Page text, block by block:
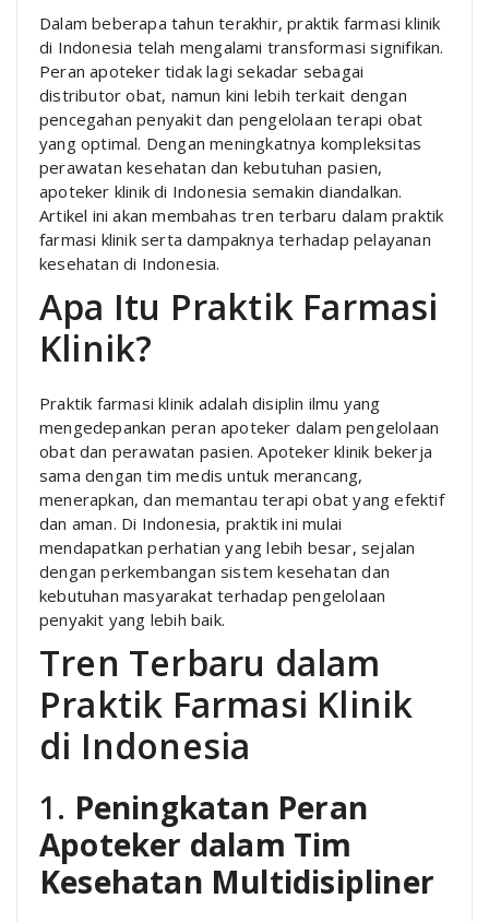
Dalam beberapa tahun terakhir, praktik farmasi klinik
di Indonesia telah mengalami transformasi signifikan.
Peran apoteker tidak lagi sekadar sebagai
distributor obat, namun kini lebih terkait dengan
pencegahan penyakit dan pengelolaan terapi obat
yang optimal. Dengan meningkatnya kompleksitas
perawatan kesehatan dan kebutuhan pasien,
apoteker klinik di Indonesia semakin diandalkan.
Artikel ini akan membahas tren terbaru dalam praktik
farmasi klinik serta dampaknya terhadap pelayanan
kesehatan di Indonesia.
Apa Itu Praktik Farmasi
Klinik?
Praktik farmasi klinik adalah disiplin ilmu yang
mengedepankan peran apoteker dalam pengelolaan
obat dan perawatan pasien. Apoteker klinik bekerja
sama dengan tim medis untuk merancang,
menerapkan, dan memantau terapi obat yang efektif
dan aman. Di Indonesia, praktik ini mulai
mendapatkan perhatian yang lebih besar, sejalan
dengan perkembangan sistem kesehatan dan
kebutuhan masyarakat terhadap pengelolaan
penyakit yang lebih baik.
Tren Terbaru dalam
Praktik Farmasi Klinik
di Indonesia
1. Peningkatan Peran
Apoteker dalam Tim
Kesehatan Multidisipliner